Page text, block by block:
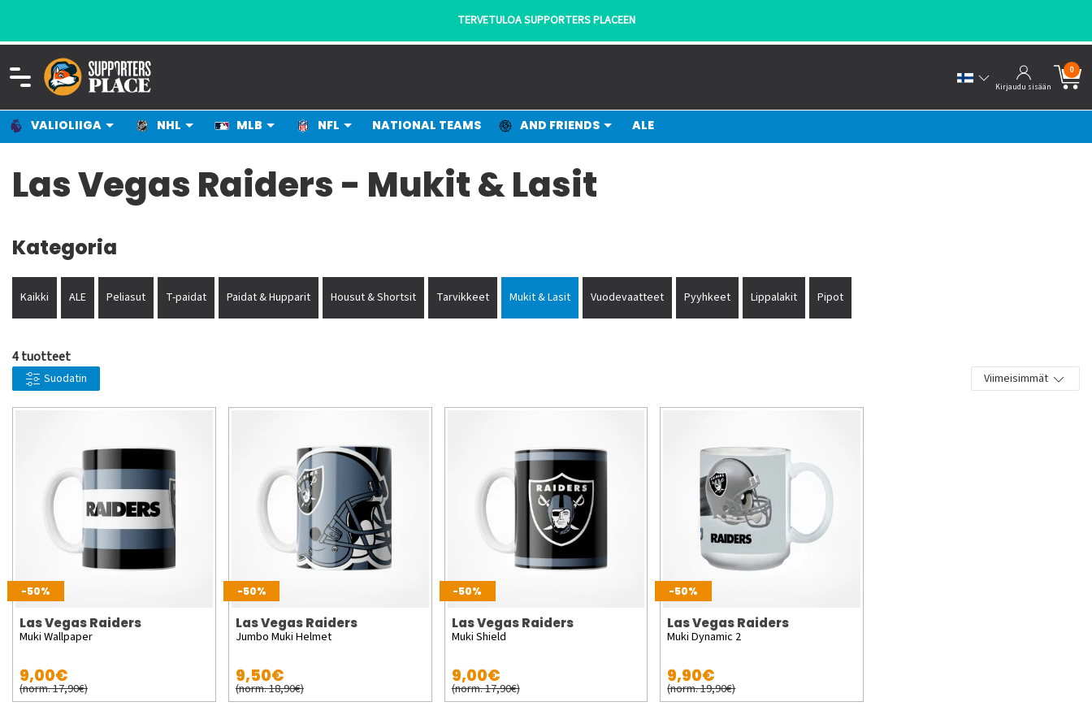
TERVETULOA SUPPORTERS PLACEEN
Kirjaudu sisään
0
VALIOLIIGA NHL MLB NFL NATIONAL TEAMS AND FRIENDS ALE
Las Vegas Raiders - Mukit & Lasit
Kategoria
Kaikki ALE Peliasut T-paidat Paidat & Hupparit Housut & Shortsit Tarvikkeet Mukit & Lasit Vuodevaatteet Pyyhkeet Lippalakit Pipot
4 tuotteet
Suodatin Viimeisimmät
-50%
Las Vegas Raiders
Muki Wallpaper
9,00€
(norm. 17,90€)
-50%
Las Vegas Raiders
Jumbo Muki Helmet
9,50€
(norm. 18,90€)
-50%
Las Vegas Raiders
Muki Shield
9,00€
(norm. 17,90€)
-50%
Las Vegas Raiders
Muki Dynamic 2
9,90€
(norm. 19,90€)